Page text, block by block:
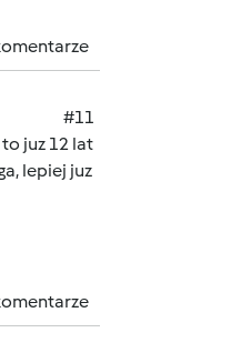
#11
juz 12 lat
lepiej juz